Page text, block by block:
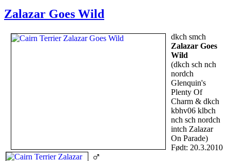
Zalazar Goes Wild
dkch smch
Zalazar Goes
Wild
(dkch sch nch
nordch
Glenquin's
Plenty Of
Charm & dkch
kbhv06 klbch
nch sch nordch
intch Zalazar
On Parade)
Født: 20.3.2010